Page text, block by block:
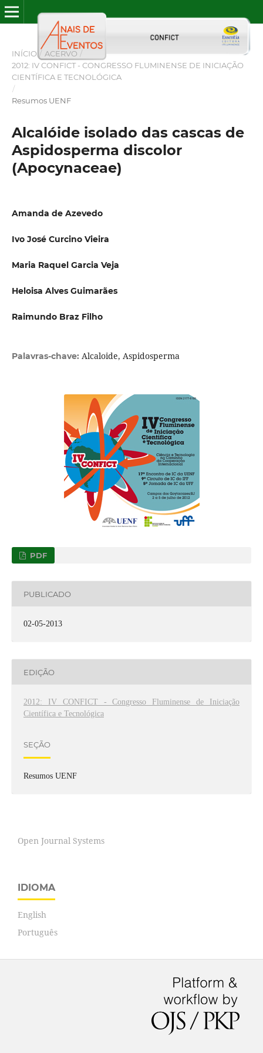
INÍCIO / ACERVO /
2012: IV CONFICT - CONGRESSO FLUMINENSE DE INICIAÇÃO
CIENTÍFICA E TECNOLÓGICA
/
Resumos UENF
Alcalóide isolado das cascas de
Aspidosperma discolor
(Apocynaceae)
Amanda de Azevedo
Ivo José Curcino Vieira
Maria Raquel Garcia Veja
Heloisa Alves Guimarães
Raimundo Braz Filho
Palavras-chave: Alcaloide, Aspidosperma
PDF
PUBLICADO
02-05-2013
EDIÇÃO
2012: IV CONFICT - Congresso Fluminense de Iniciação
Científica e Tecnológica
SEÇÃO
Resumos UENF
Open Journal Systems
IDIOMA
English
Português